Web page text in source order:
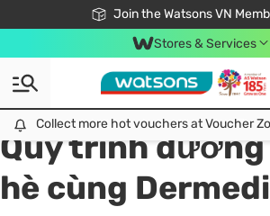
Join the Watsons VN
Free Shipping For Order From
24h Fast delivery in Hồ Chí
Stores & Services
Collect more hot vouchers at Voucher Zone
Collect more hot vouchers at Voucher
All
Chăm Sóc Cá Nhân
Quy trình dưỡng
hè cùng